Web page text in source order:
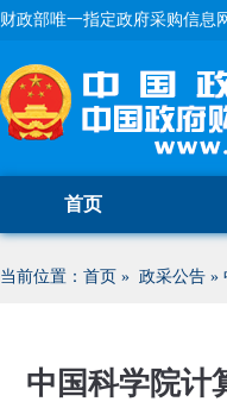
财政部唯一指定政府采购信息
首页
当前位置： 首页 » 政采公告 »
中国科学院计